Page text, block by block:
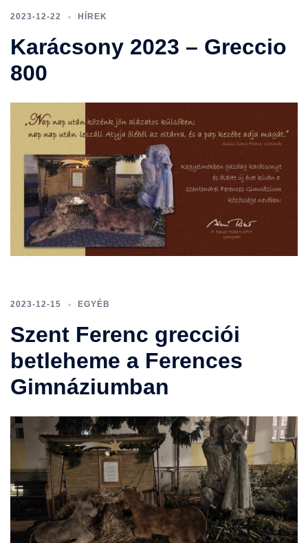
2023-12-22 HÍREK
Karácsony 2023 – Greccio
800
2023-12-15 EGYÉB
Szent Ferenc grecciói
betleheme a Ferences
Gimnáziumban